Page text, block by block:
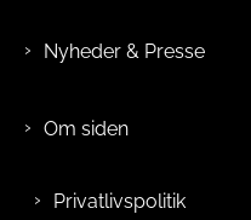
Nyheder & Presse
Om siden
Privatlivspolitik